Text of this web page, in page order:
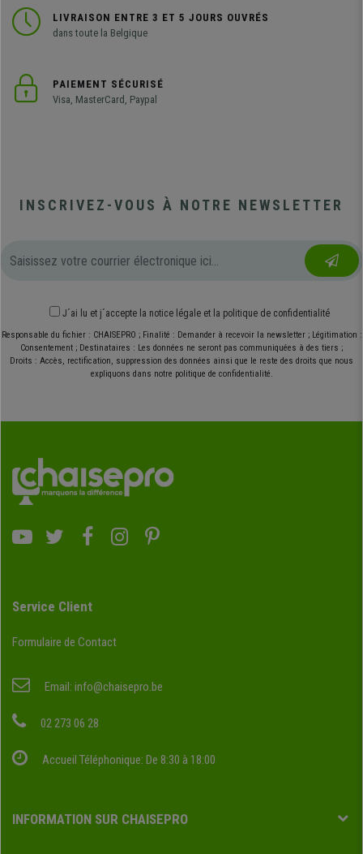
LIVRAISON ENTRE 3 ET 5 JOURS OUVRÉS
dans toute la Belgique
PAIEMENT SÉCURISÉ
Visa, MasterCard, Paypal
INSCRIVEZ-VOUS À NOTRE NEWSLETTER
J´ai lu et j´accepte la notice légale et la politique de confidentialité
Responsable du fichier : CHAISEPRO ; Finalité : Demander à recevoir la newsletter ; Légitimation :
Consentement ; Destinataires : Les données ne seront pas communiquées à des tiers ;
Droits : Accès, rectification, suppression des données ainsi que le reste des droits que nous
expliquons dans notre politique de confidentialité.
Service Client
Formulaire de Contact
Email: info@chaisepro.be
02 273 06 28
Accueil Téléphonique: De 8:30 à 18:00
INFORMATION SUR CHAISEPRO